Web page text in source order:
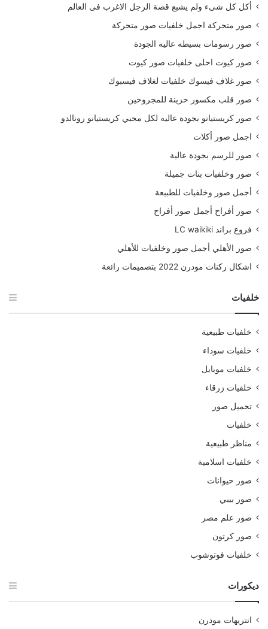
أكل كل شىء ولم يشبع قصة الرجل الاغرب فى العالم
صور متحركة اجمل خلفيات صور متحركة
صور رسومات بسيطه عاليه الجودة
صور كيوت احلى خلفيات صور كيوت
صور غلاف فيسوك خلفيات لغلاف فيسبوك
صور قلب مكسور حزينة للمجروحين
صور كريستيانو بجودة عاليه لكل محبي كريستيانو رونالدو
اجمل صور أكلات
صور للرسم بجودة عالية
صور وخلفيات بنات جميلة
أجمل صور وخلفيات للطبيعة
صور أفراح أجمل صور أفراح
فروع براند LC waikiki
صور الأهلي أجمل صور وخلفيات للأهلي
اشكال ركنات مودرن 2022 بتصميمات رائعة
خلفيات
خلفيات طبيعية
خلفيات سوداء
خلفيات موبايل
خلفيات زرقاء
تحميل صور
خلفيات
مناظر طبيعية
خلفيات اسلامية
صور حيوانات
صور بيبي
صور علم مصر
صور كرتون
خلفيات فوتوشوب
ديكورات
انتريهات مودرن